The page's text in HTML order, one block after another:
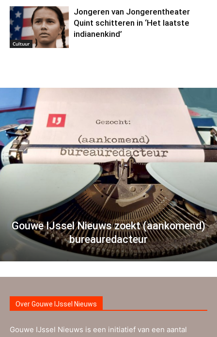
Cultuur
Jongeren van Jongerentheater
Quint schitteren in ‘Het laatste
indianenkind’
Gouwe IJssel Nieuws zoekt (aankomend)
bureauredacteur
Over Gouwe IJssel Nieuws
Gouwe IJssel Nieuws is een initiatief van een aantal